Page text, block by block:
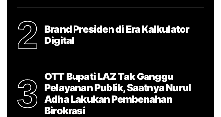
2
Brand Presiden di Era Kalkulator
Digital
3
OTT Bupati LAZ Tak Ganggu
Pelayanan Publik, Saatnya Nurul
Adha Lakukan Pembenahan
Birokrasi